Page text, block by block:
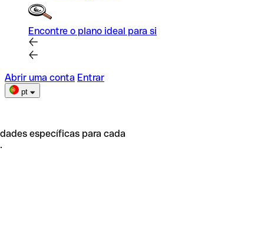
Encontre o plano ideal para si
Abrir uma conta Entrar
pt
específicas para cada